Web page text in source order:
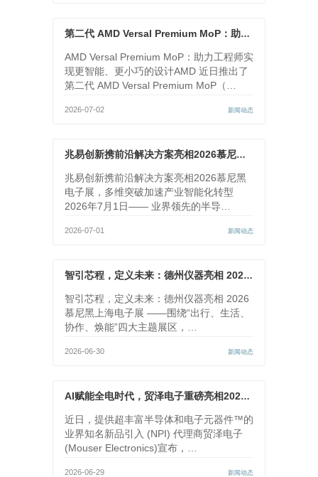
第二代 AMD Versal Premium MoP：助力工程师实现更智能、更小巧的设计
AMD Versal Premium MoP：助力工程师实
现更智能、更小巧的设计AMD 近日推出了
第二代 AMD Versal Premium MoP（…
2026-07-02 新闻动态
兆易创新携前沿解决方案亮相2026慕尼黑电子展，多维突破加速产业智能化转型
兆易创新携前沿解决方案亮相2026慕尼黑
电子展，多维突破加速产业智能化转型
2026年7月1日—— 业界领先的半导…
2026-07-01 新闻动态
智引芯程，定义未来：德州仪器亮相 2026 慕尼黑上海电子展
智引芯程，定义未来：德州仪器亮相 2026
慕尼黑上海电子展 ——围绕“出行、生活、
协作、焕能”四大主题展区，…
2026-06-30 新闻动态
AI赋能全电时代，贸泽电子重磅亮相2026慕尼黑上海电子展
近日，提供超丰富半导体和电子元器件™的
业界知名新品引入 (NPI) 代理商贸泽电子
(Mouser Electronics)宣布，…
2026-06-29 新闻动态